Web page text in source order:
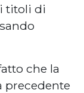
titoli di
che la
precedente